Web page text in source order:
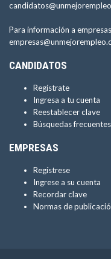
Para información a
CANDIDATOS
Regístrate
Ingresa a tu cuenta
Reestablecer clave
Búsquedas frecuentes
EMPRESAS
Regístrese
Ingrese a su cuenta
Recordar clave
Normas de